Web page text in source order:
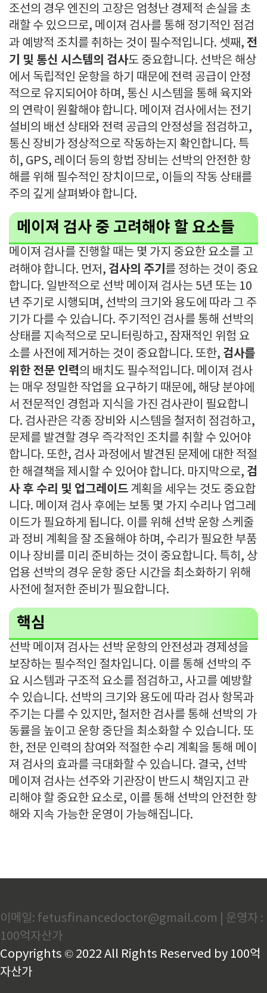
조선의 경우 엔진의 고장은 엄청난 경제적 손실을 초
래할 수 있으므로, 메이져 검사를 통해 정기적인 점검
과 예방적 조치를 취하는 것이 필수적입니다. 셋째, 전
기 및 통신 시스템의 검사도 중요합니다. 선박은 해상
에서 독립적인 운항을 하기 때문에 전력 공급이 안정
적으로 유지되어야 하며, 통신 시스템을 통해 육지와
의 연락이 원활해야 합니다. 메이져 검사에서는 전기
설비의 배선 상태와 전력 공급의 안정성을 점검하고,
통신 장비가 정상적으로 작동하는지 확인합니다. 특
히, GPS, 레이더 등의 항법 장비는 선박의 안전한 항
해를 위해 필수적인 장치이므로, 이들의 작동 상태를
주의 깊게 살펴봐야 합니다.
메이져 검사 중 고려해야 할 요소들
메이져 검사를 진행할 때는 몇 가지 중요한 요소를 고
려해야 합니다. 먼저, 검사의 주기 를 정하는 것이 중요
합니다. 일반적으로 선박 메이져 검사는 5년 또는 10
년 주기로 시행되며, 선박의 크기와 용도에 따라 그 주
기가 다를 수 있습니다. 주기적인 검사를 통해 선박의
상태를 지속적으로 모니터링하고, 잠재적인 위험 요
소를 사전에 제거하는 것이 중요합니다. 또한, 검사를
위한 전문 인력의 배치도 필수적입니다. 메이져 검사
는 매우 정밀한 작업을 요구하기 때문에, 해당 분야에
서 전문적인 경험과 지식을 가진 검사관이 필요합니
다. 검사관은 각종 장비와 시스템을 철저히 점검하고,
문제를 발견할 경우 즉각적인 조치를 취할 수 있어야
합니다. 또한, 검사 과정에서 발견된 문제에 대한 적절
한 해결책을 제시할 수 있어야 합니다. 마지막으로, 검
사 후 수리 및 업그레이드 계획을 세우는 것도 중요합
니다. 메이져 검사 후에는 보통 몇 가지 수리나 업그레
이드가 필요하게 됩니다. 이를 위해 선박 운항 스케줄
과 정비 계획을 잘 조율해야 하며, 수리가 필요한 부품
이나 장비를 미리 준비하는 것이 중요합니다. 특히, 상
업용 선박의 경우 운항 중단 시간을 최소화하기 위해
사전에 철저한 준비가 필요합니다.
핵심
선박 메이져 검사는 선박 운항의 안전성과 경제성을
보장하는 필수적인 절차입니다. 이를 통해 선박의 주
요 시스템과 구조적 요소를 점검하고, 사고를 예방할
수 있습니다. 선박의 크기와 용도에 따라 검사 항목과
주기는 다를 수 있지만, 철저한 검사를 통해 선박의 가
동률을 높이고 운항 중단을 최소화할 수 있습니다. 또
한, 전문 인력의 참여와 적절한 수리 계획을 통해 메이
져 검사의 효과를 극대화할 수 있습니다. 결국, 선박
메이져 검사는 선주와 기관장이 반드시 책임지고 관
리해야 할 중요한 요소로, 이를 통해 선박의 안전한 항
해와 지속 가능한 운영이 가능해집니다.
이메일: fetusfinancedoctor@gmail.com | 운영자 :
100억자산가
Copyrights © 2022 All Rights Reserved by 100억
자산가